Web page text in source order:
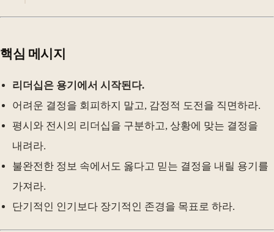
핵심 메시지
리더십은 용기에서 시작된다.
어려운 결정을 회피하지 말고, 감정적 도전을 직면하라.
평시와 전시의 리더십을 구분하고, 상황에 맞는 결정을
내려라.
불완전한 정보 속에서도 옳다고 믿는 결정을 내릴 용기를
가져라.
단기적인 인기보다 장기적인 존경을 목표로 하라.